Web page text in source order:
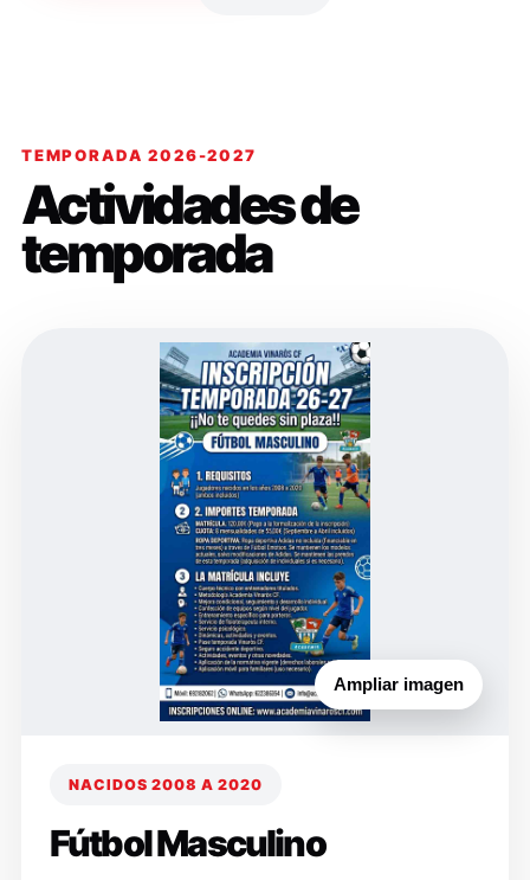
TEMPORADA 2026-2027
Actividades de
temporada
Ampliar imagen
NACIDOS 2008 A 2020
Fútbol Masculino